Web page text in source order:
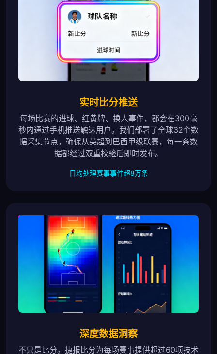
实时比分推送
每场比赛的进球、红黄牌、换人事件，都会在300毫
秒内通过手机推送触达用户。我们部署了全球32个数
据采集节点，确保从英超到巴西甲级联赛，每一条数
据都经过双重校验后即时发布。
日均处理赛事事件超8万条
深度数据洞察
不只是比分。捷报比分为每场赛事提供超过60项技术